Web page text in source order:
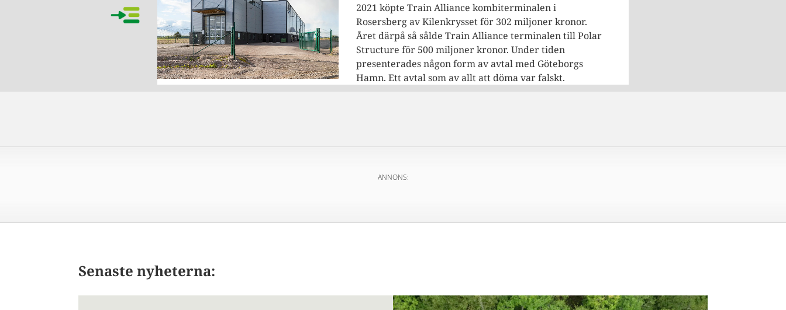
2021 köpte Train Alliance kombiterminalen i
Rosersberg av Kilenkrysset för 302 miljoner kronor.
Året därpå så sålde Train Alliance terminalen till Polar
Structure för 500 miljoner kronor. Under tiden
presenterades någon form av avtal med Göteborgs
Hamn. Ett avtal som av allt att döma var falskt.
ANNONS:
Senaste nyheterna: